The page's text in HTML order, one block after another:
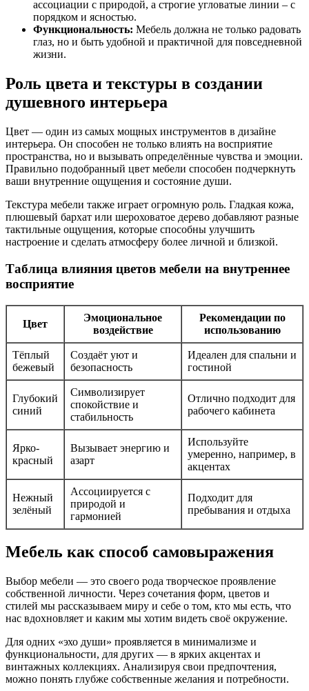
ассоциации с природой, а строгие угловатые линии – с
порядком и ясностью.
Функциональность: Мебель должна не только радовать
глаз, но и быть удобной и практичной для повседневной
жизни.
Роль цвета и текстуры в создании
душевного интерьера
Цвет — один из самых мощных инструментов в дизайне
интерьера. Он способен не только влиять на восприятие
пространства, но и вызывать определённые чувства и эмоции.
Правильно подобранный цвет мебели способен подчеркнуть
ваши внутренние ощущения и состояние души.
Текстура мебели также играет огромную роль. Гладкая кожа,
плюшевый бархат или шероховатое дерево добавляют разные
тактильные ощущения, которые способны улучшить
настроение и сделать атмосферу более личной и близкой.
Таблица влияния цветов мебели на внутреннее
восприятие
Цвет
Эмоциональное
воздействие
Рекомендации по
использованию
Тёплый
бежевый
Создаёт уют и
безопасность
Идеален для спальни и
гостиной
Глубокий
синий
Символизирует
спокойствие и
стабильность
Отлично подходит для
рабочего кабинета
Ярко-
красный
Вызывает энергию и
азарт
Используйте
умеренно, например, в
акцентах
Нежный
зелёный
Ассоциируется с
природой и
гармонией
Подходит для
пребывания и отдыха
Мебель как способ самовыражения
Выбор мебели — это своего рода творческое проявление
собственной личности. Через сочетания форм, цветов и
стилей мы рассказываем миру и себе о том, кто мы есть, что
нас вдохновляет и каким мы хотим видеть своё окружение.
Для одних «эхо души» проявляется в минимализме и
функциональности, для других — в ярких акцентах и
винтажных коллекциях. Анализируя свои предпочтения,
можно понять глубже собственные желания и потребности.